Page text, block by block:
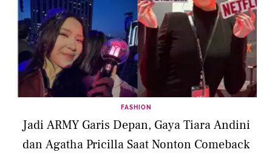
FASHION
Jadi ARMY Garis Depan, Gaya Tiara Andini
dan Agatha Pricilla Saat Nonton Comeback